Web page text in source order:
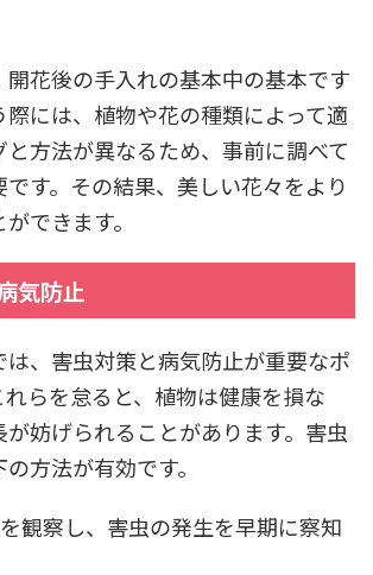
花後の手入れの基本中の基本です
には、植物や花の種類によって適
方法が異なるため、事前に調べて
す。その結果、美しい花々をより
できます。
気防止
は、害虫対策と病気防止が重要なポ
らを怠ると、植物は健康を損な
妨げられることがあります。害虫
方法が有効です。
観察し、害虫の発生を早期に察知